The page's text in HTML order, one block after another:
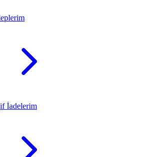
İadelerim